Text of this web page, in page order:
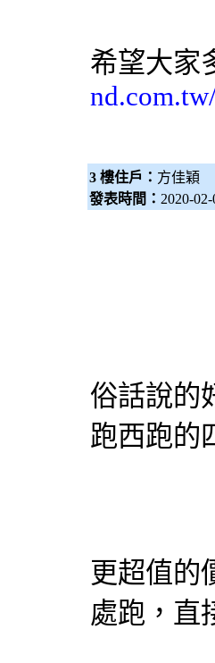
希望大家
3 樓住戶： 方佳穎
發表時間： 2020-02-
俗話說的
跑西跑的
更超值的
處跑，直